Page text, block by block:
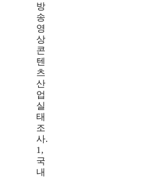
방
송
영
상
콘
텐
츠
산
업
실
태
조
사.
1,
국
내